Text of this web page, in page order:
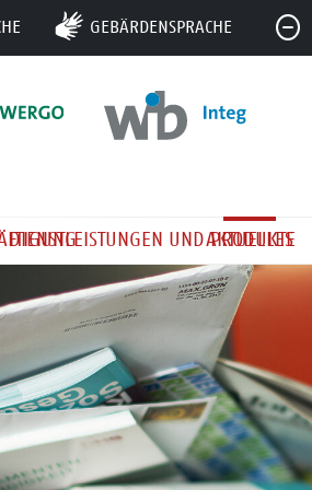
GEBÄRDENSPRACHE
DIENSTLEISTUNGEN UND PRODUKTE
AKTUELLES